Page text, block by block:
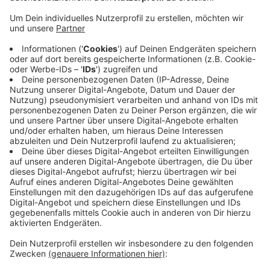
Anzeige
"Das ist ein wichtiges Signal", sagt Serap Güler,
Bundestagsabgeordnete für Köln. Laut ihr stärkt das
das kulturelle Erbe und auch die historischen
Wahrzeichen in Köln. An der Galopprennbahn soll mit
der Förderung einiges saniert werden. Mit 700.000
Euro für den Bayenturm soll dieses historische
Bauwerk erhalten bleiben. Laut Güler kann er so
weiterhin seine Rolle als Bildungs- und Begegnungsort
haben. (MH|FJW|Symbolbild)
Anzeige